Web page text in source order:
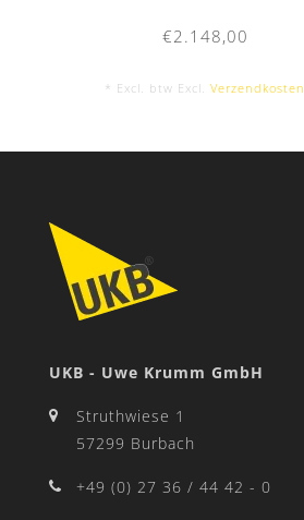
€2.148,00
* Excl. btw Excl.Verzendkosten
UKB - Uwe Krumm GmbH
Struthwiese 1
57299 Burbach
+49 (0) 27 36 / 44 42 - 0